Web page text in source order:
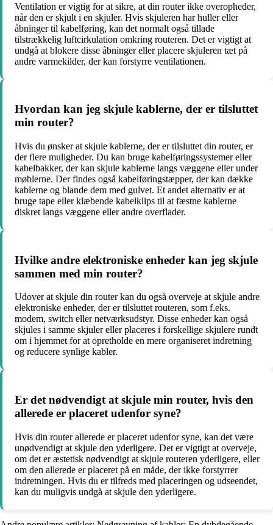
Ventilation er vigtig for at sikre, at din router ikke overopheder,
når den er skjult i en skjuler. Hvis skjuleren har huller eller
åbninger til kabelføring, kan det normalt også tillade
tilstrækkelig luftcirkulation omkring routeren. Det er vigtigt at
undgå at blokere disse åbninger eller placere skjuleren tæt på
andre varmekilder, der kan forstyrre ventilationen.
Hvordan kan jeg skjule kablerne, der er tilsluttet
min router?
Hvis du ønsker at skjule kablerne, der er tilsluttet din router, er
der flere muligheder. Du kan bruge kabelføringssystemer eller
kabelbakker, der kan skjule kablerne langs væggene eller under
møblerne. Der findes også kabelføringstæpper, der kan dække
kablerne og blande dem med gulvet. Et andet alternativ er at
bruge tape eller klæbende kabelklips til at fæstne kablerne
diskret langs væggene eller andre overflader.
Hvilke andre elektroniske enheder kan jeg skjule
sammen med min router?
Udover at skjule din router kan du også overveje at skjule andre
elektroniske enheder, der er tilsluttet routeren, som f.eks.
modem, switch eller netværksudstyr. Disse enheder kan også
skjules i samme skjuler eller placeres i forskellige skjulere rundt
om i hjemmet for at opretholde en mere organiseret indretning
og reducere synlige kabler.
Er det nødvendigt at skjule min router, hvis den
allerede er placeret udenfor syne?
Hvis din router allerede er placeret udenfor syne, kan det være
unødvendigt at skjule den yderligere. Det er vigtigt at overveje,
om det er æstetisk nødvendigt at skjule routeren yderligere, eller
om den allerede er placeret på en måde, der ikke forstyrrer
indretningen. Hvis du er tilfreds med placeringen og udseendet,
kan du muligvis undgå at skjule den yderligere.